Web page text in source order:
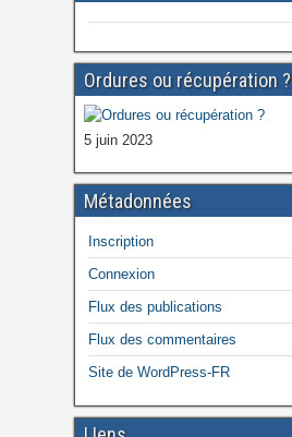
Ordures ou récupération ?
5 juin 2023
Métadonnées
Inscription
Connexion
Flux des publications
Flux des commentaires
Site de WordPress-FR